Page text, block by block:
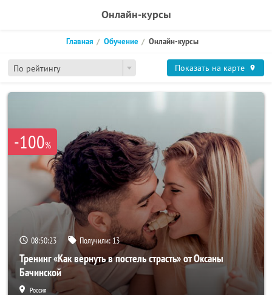
Онлайн-курсы
По рейтингу
Главная Обучение Онлайн-курсы
Показать на карте
-100%
08:50:21 Получили: 13
Тренинг «Как вернуть в постель страсть» от Оксаны
Бачинской
Россия